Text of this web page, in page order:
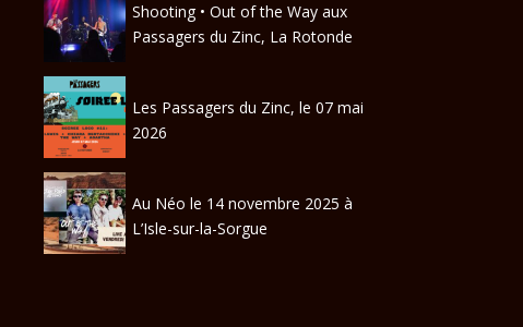
Shooting • Out of the Way aux
Passagers du Zinc, La Rotonde
Les Passagers du Zinc, le 07 mai
2026
Au Néo le 14 novembre 2025 à
L’Isle-sur-la-Sorgue